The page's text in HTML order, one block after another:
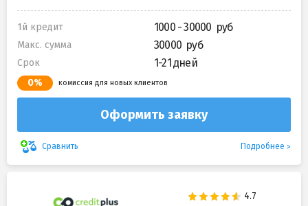
1й кредит 1000 - 30000
Макс. сумма 30000
Срок 1-21 дней
0% комиссия для новых клиентов
Оформить заявку
Сравнить Подробнее